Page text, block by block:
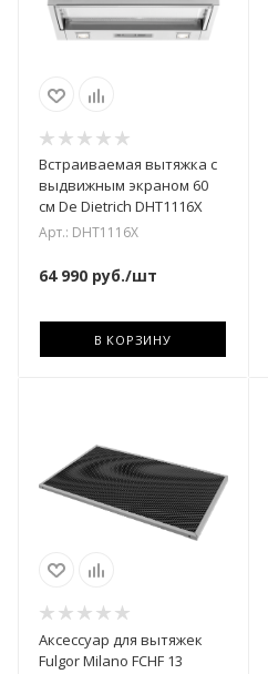
Встраиваемая вытяжка с
выдвижным экраном 60
см De Dietrich DHT1116X
Арт.: DHT1116X
64 990 руб./шт
В КОРЗИНУ
Аксессуар для вытяжек
Fulgor Milano FCHF 13